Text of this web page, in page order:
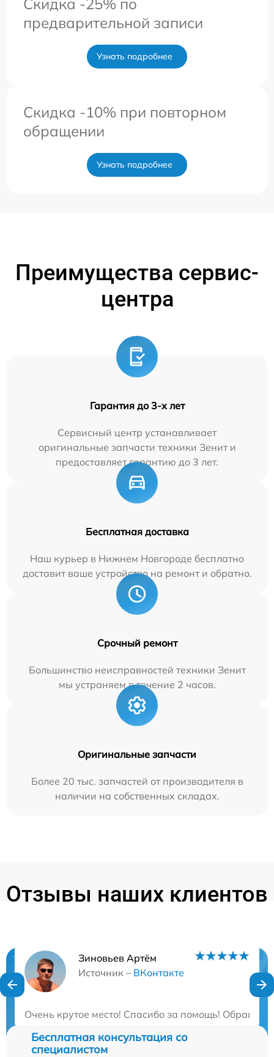
Скидка -25% по
предварительной записи
Узнать подробнее
Скидка -10% при повторном
обращении
Узнать подробнее
Преимущества сервис-
центра
Гарантия до 3-х лет
Сервисный центр устанавливает
оригинальные запчасти техники Зенит и
предоставляет гарантию до 3 лет.
Бесплатная доставка
Наш курьер в Нижнем Новгороде бесплатно
доставит ваше устройство на ремонт и обратно.
Срочный ремонт
Большинство неисправностей техники Зенит
мы устраняем в течение 2 часов.
Оригинальные запчасти
Более 20 тыс. запчастей от производителя в
наличии на собственных складах.
Отзывы наших клиентов
Зиновьев Артём
Источник – ВКонтакте
Очень крутое место! Спасибо за помощь!
Нужна консультация?
Бесплатная консультация со
специалистом